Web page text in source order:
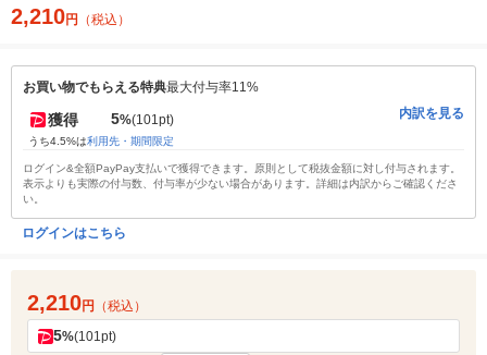
2,210円 （税込）
お買い物でもらえる特典最大付与率11%
獲得 5%(101pt)
うち4.5%は利用先・期間限定
内訳を見る
ログイン&全額PayPay支払いで獲得できます。原則として税抜金額に対し付与されます。
表示よりも実際の付与数、付与率が少ない場合があります。詳細は内訳からご確認くださ
い。
ログインはこちら
2,210円 （税込）
5%(101pt)